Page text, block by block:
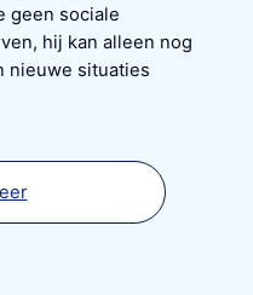
geen sociale
hij kan alleen nog
nieuwe situaties